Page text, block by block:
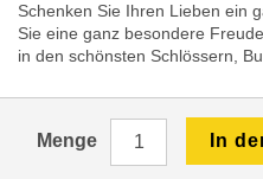
Schenken Sie Ihren Lieben ein
Sie eine ganz besondere
in den schönsten Schlössern,
Menge In